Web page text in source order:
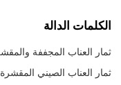
الكلمات الدالة
ثمار العناب المجففة
ثمار العناب الصيني